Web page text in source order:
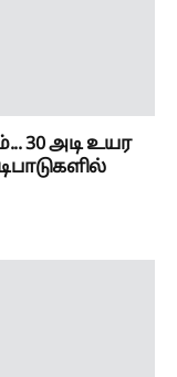
30 அடி உயர